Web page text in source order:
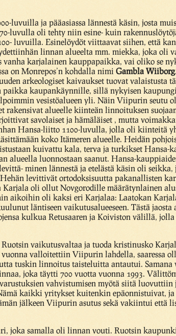
luvuilla ja pääasiassa lännestä käsin, josta
luvulla oli tehty niin esine- kuin
luvuilla. Esinelöydöt viittaavat siihen, että
linnan alueelta mm. miekka, joka oli
karjalainen kauppapaikka, vai oliko se
on Monrepos’n kohdalla nimi Gambla Wiiborg
arkeologiset kaivaukset tuovat valaistusta
kaupankäynnille, sillä nykyisen
vesistöalueen yli. Näin Viipurin seutu
rakensivat alueelle kiinteän linnoituksen
savolaiset ja hämäläiset , mutta
Hansa-liitto 1100-luvulla, jolla oli kiinteitä
koko Itämeren alueelle. Heidän
kuivattu kala, terva ja turkikset Hansa-
alueella luonnostaan saanut. Hansa-
minen lännestä ja etelästä käsin oli seikka,
levittivät ortodoksisuutta pakanallisten
oli ollut Novgorodille määrätynlainen
aikoihin oli kaksi eri Karjalaa: Laatokan
läntiseen vaikutusalueeseen. Tästä jaosta
kulkua Retusaaren ja Koiviston välillä,
vaikutusvaltaa ja tuoda kristinusko
valloitettiin Viipurin lahdella, saaressa
tuskin linnoitus taisteluitta antautui. Samana
joka täytti 700 vuotta vuonna 1993.
vahvistumisen myötä siitä
kaikki yritykset kuitenkin epäonnistuivat, ja
jälkeen Viipurin asutus sekä vakiintui että
joka samalla oli linnan vouti. Ruotsin